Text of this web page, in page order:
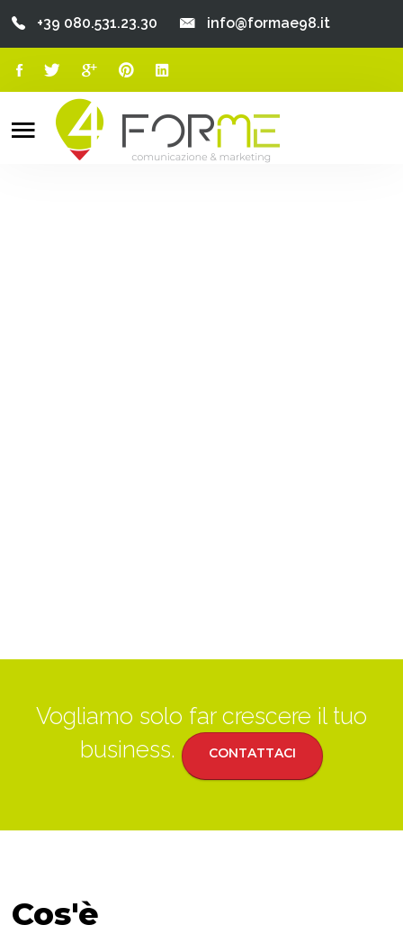
Chi Siamo
+39 080.531.23.30 info@formae98.it
Search
Vogliamo solo far crescere il tuo
business.
CONTATTACI
Cos'è